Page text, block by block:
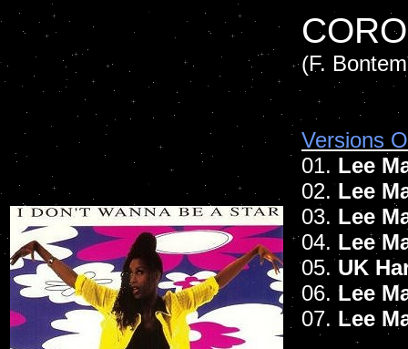
(F.
Versions
01. Lee
02.Lee
03. Lee
04. Lee
05.UK
06. Lee
07. Lee